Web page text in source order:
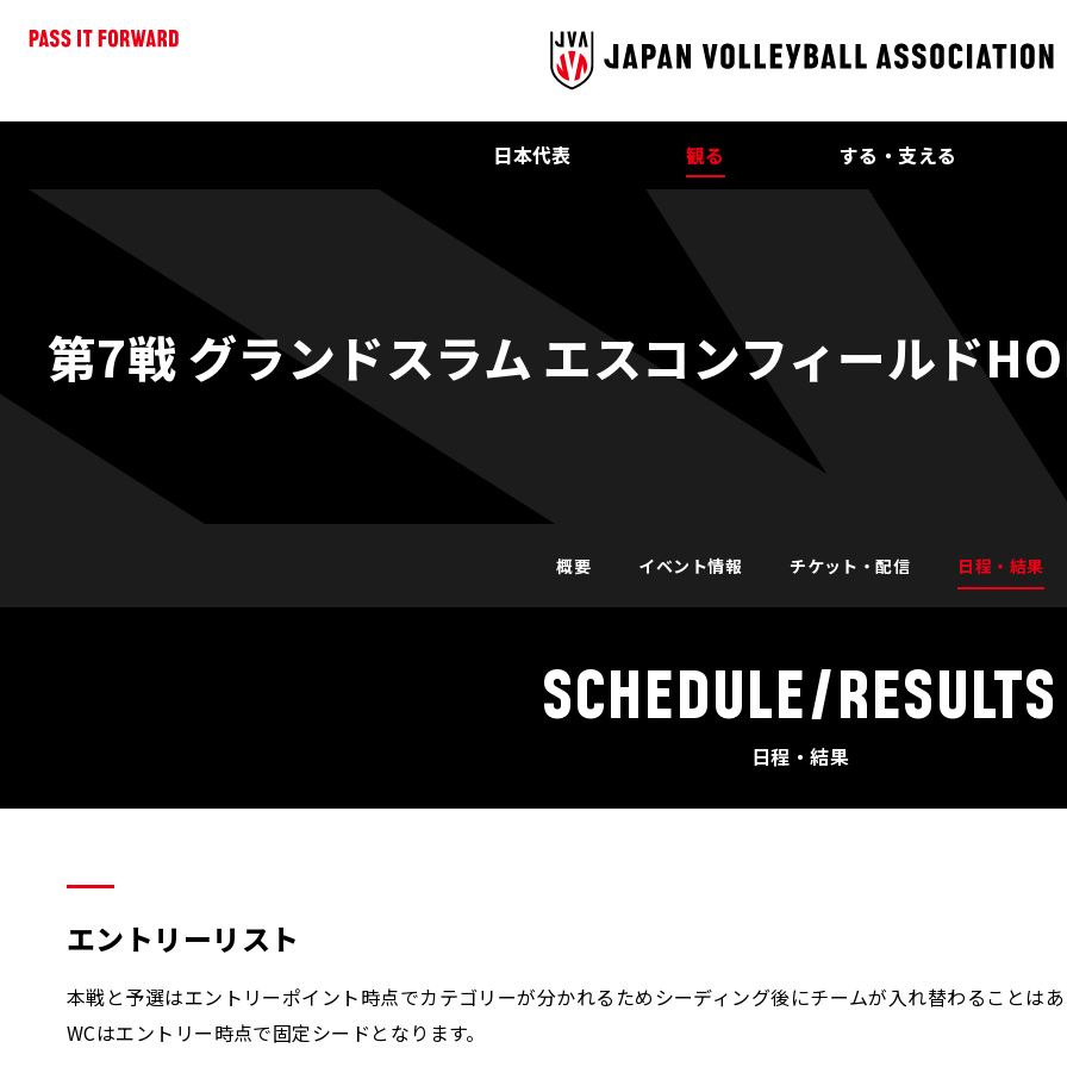
日本代表 観る する・支える
第7戦 グランドスラム エスコンフィールド
概要 イベント情報 チケット・配信 日程・結果
SCHEDULE/RESULTS
日程・結果
エントリーリスト
本戦と予選はエントリーポイント時点でカテゴリーが分かれるためシーディング後にチームが入れ替わることはあ
WCはエントリー時点で固定シードとなります。